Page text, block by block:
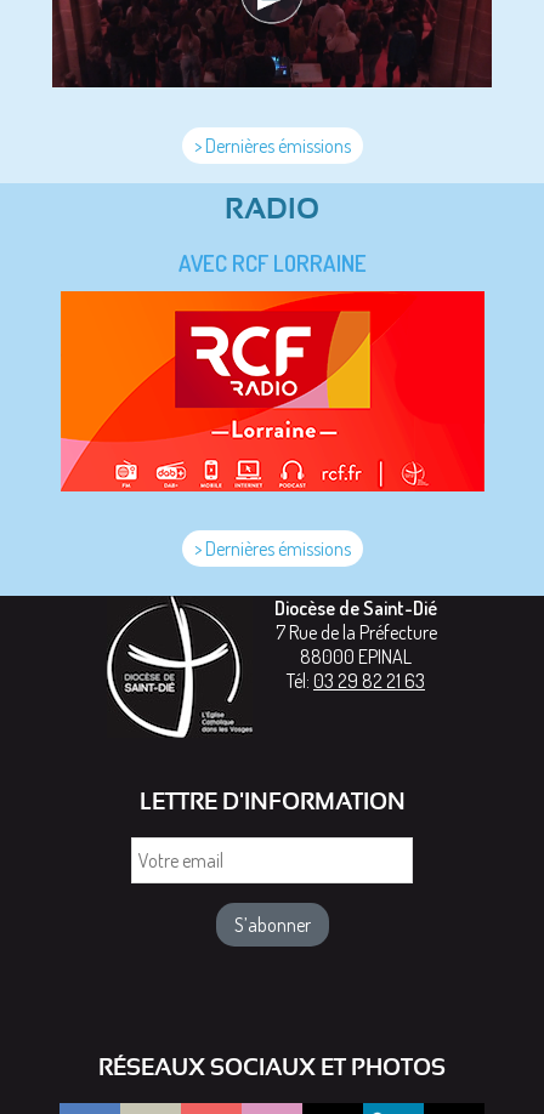
> Dernières émissions
RADIO
AVEC RCF LORRAINE
> Dernières émissions
Diocèse de Saint-Dié
7 Rue de la Préfecture
88000 EPINAL
Tél: 03 29 82 21 63
LETTRE D'INFORMATION
RÉSEAUX SOCIAUX ET PHOTOS